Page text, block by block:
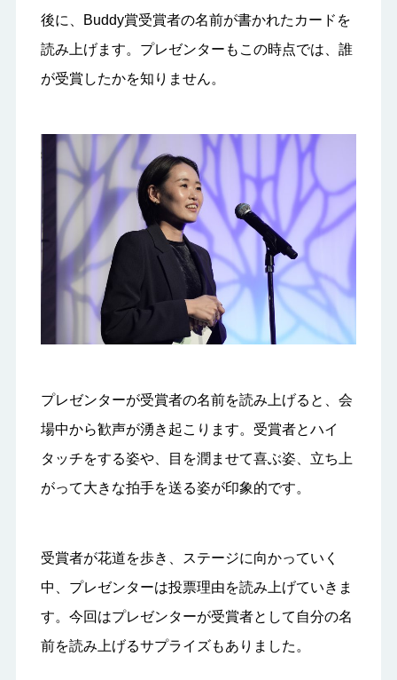
後に、Buddy賞受賞者の名前が書かれたカードを
読み上げます。プレゼンターもこの時点では、誰
が受賞したかを知りません。
プレゼンターが受賞者の名前を読み上げると、会
場中から歓声が湧き起こります。受賞者とハイ
タッチをする姿や、目を潤ませて喜ぶ姿、立ち上
がって大きな拍手を送る姿が印象的です。
受賞者が花道を歩き、ステージに向かっていく
中、プレゼンターは投票理由を読み上げていきま
す。今回はプレゼンターが受賞者として自分の名
前を読み上げるサプライズもありました。